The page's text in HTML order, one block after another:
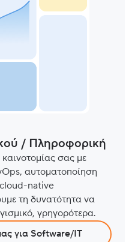
/ Πληροφορική
σας με
αυτοματοποίηση
cloud-native
τη δυνατότητα να
γρηγορότερα.
για Software/IT